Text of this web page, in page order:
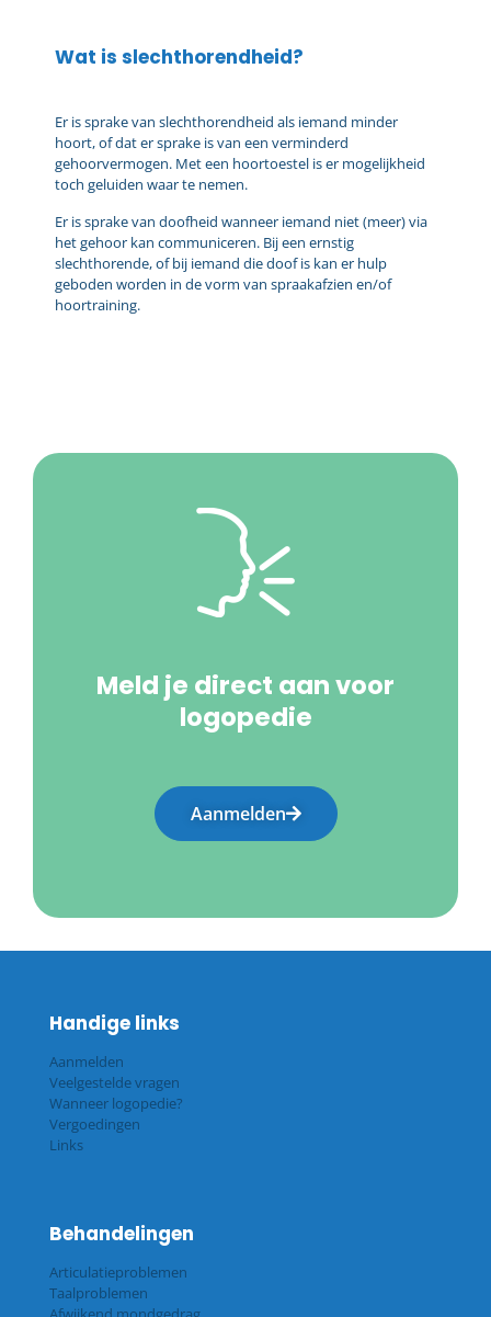
Wat is slechthorendheid?
Er is sprake van slechthorendheid als iemand minder
hoort, of dat er sprake is van een verminderd
gehoorvermogen. Met een hoortoestel is er mogelijkheid
toch geluiden waar te nemen.
Er is sprake van doofheid wanneer iemand niet (meer) via
het gehoor kan communiceren. Bij een ernstig
slechthorende, of bij iemand die doof is kan er hulp
geboden worden in de vorm van spraakafzien en/of
hoortraining.
Meld je direct aan voor
logopedie
Aanmelden
Handige links
Aanmelden
Veelgestelde vragen
Wanneer logopedie?
Vergoedingen
Links
Behandelingen
Articulatieproblemen
Taalproblemen